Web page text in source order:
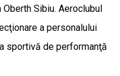
Sibiu. Aeroclubul
a personalului
sportivă de performanţă